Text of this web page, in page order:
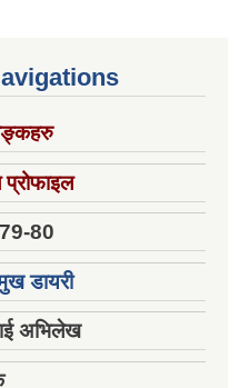
80
डायरी
अभिलेख